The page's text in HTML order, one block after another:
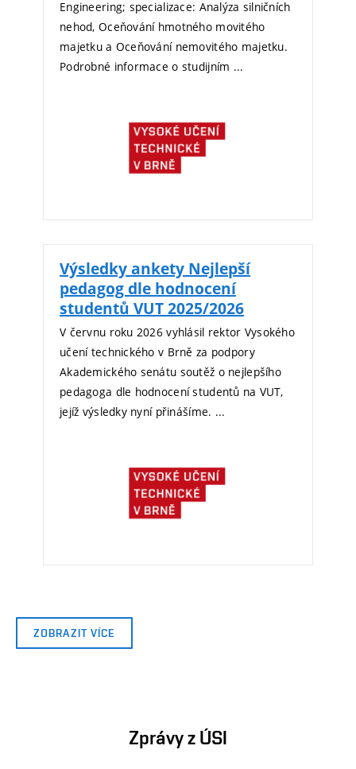
Engineering; specializace: Analýza silničních
nehod, Oceňování hmotného movitého
majetku a Oceňování nemovitého majetku.
Podrobné informace o studijním ...
Výsledky ankety Nejlepší
pedagog dle hodnocení
studentů VUT 2025/2026
V červnu roku 2026 vyhlásil rektor Vysokého
učení technického v Brně za podpory
Akademického senátu soutěž o nejlepšího
pedagoga dle hodnocení studentů na VUT,
jejíž výsledky nyní přinášíme. ...
ZOBRAZIT VÍCE
Zprávy z ÚSI